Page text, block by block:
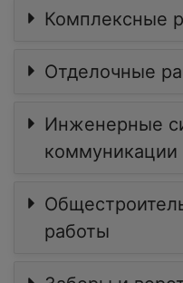
Комплексные
Отделочные
Инженерные
коммуникации
работы